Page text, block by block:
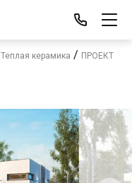
Теплая керамика / ПРОЕКТ